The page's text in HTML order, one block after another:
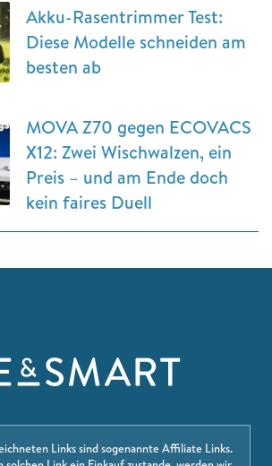
Akku-Rasentrimmer Test:
Diese Modelle schneiden am
besten ab
MOVA Z70 gegen ECOVACS
X12: Zwei Wischwalzen, ein
Preis – und am Ende doch
kein faires Duell
Links sind sogenannte Affiliate Links.